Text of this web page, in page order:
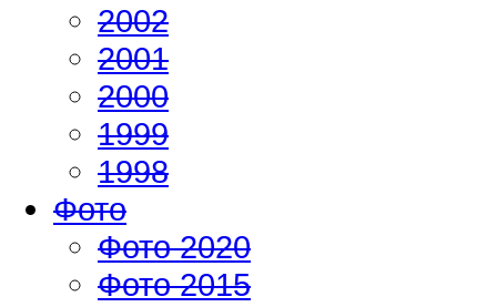
2002
2001
2000
1999
1998
Фото
Фото 2020
Фото 2015